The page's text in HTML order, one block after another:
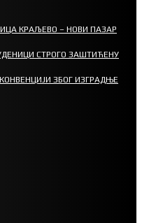
КРАЉЕВО – НОВИ ПАЗАР
СТРОГО ЗАШТИЋЕНУ
ЗБОГ ИЗГРАДЊЕ